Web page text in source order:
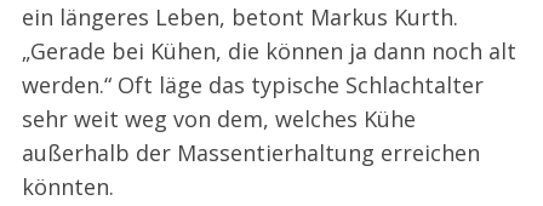
ein längeres Leben, betont Markus Kurth.
„Gerade bei Kühen, die können ja dann noch alt
werden.“ Oft läge das typische Schlachtalter
sehr weit weg von dem, welches Kühe
außerhalb der Massentierhaltung erreichen
könnten.